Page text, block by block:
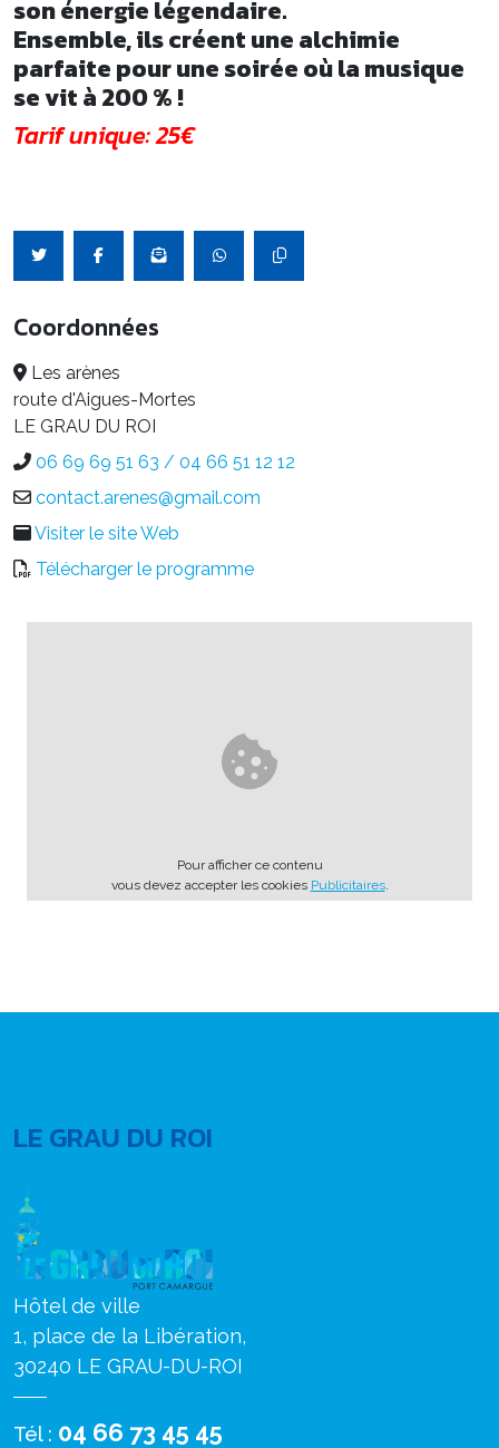
son énergie légendaire.
Ensemble, ils créent une alchimie
parfaite pour une soirée où la musique
se vit à 200 % !
Tarif unique: 25€
Coordonnées
Les arènes
route d'Aigues-Mortes
LE GRAU DU ROI
06 69 69 51 63 / 04 66 51 12 12
contact.arenes@gmail.com
Visiter le site Web
Télécharger le programme
Pour afficher ce contenu
vous devez accepter les cookies Publicitaires.
LE GRAU DU ROI
Hôtel de ville
1, place de la Libération,
30240 LE GRAU-DU-ROI
Tél : 04 66 73 45 45